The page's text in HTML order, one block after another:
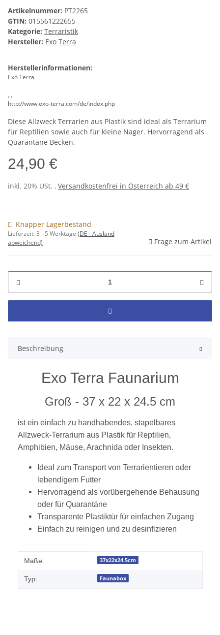
Artikelnummer: PT2265
GTIN: 015561222655
Kategorie: Terraristik
Hersteller: Exo Terra
Herstellerinformationen:
Exo Terra
, ,
http://www.exo-terra.com/de/index.php
Diese Allzweck Terrarien aus Plastik sind ideal als Terrarium
für Reptilien sowie auch für kleine Nager. Hervorragend als
Quarantäne Becken.
24,90 €
inkl. 20% USt. , Versandkostenfrei in Österreich ab 49 €
Knapper Lagerbestand
Lieferzeit:3 - 5 Werktage (DE - Ausland
abweichend)
Frage zum Artikel
Beschreibung
Exo Terra Faunarium
Groß - 37 x 22 x 24.5 cm
ist ein einfach zu handhabendes, stapelbares
Allzweck-Terrarium aus Plastik für Reptilien,
Amphibien, Mäuse, Arachnida oder Insekten.
Ideal zum Transport von Terrarientieren oder
lebendigem Futter
Hervorragend als vorübergehende Behausung
oder für Quarantäne
Transparente Plastiktür für einfachen Zugang
Einfach zu reinigen und zu desinfizieren
Produkteigenschaft
Wert
Maße: 37x22x24.5cm
Typ: Faunabox